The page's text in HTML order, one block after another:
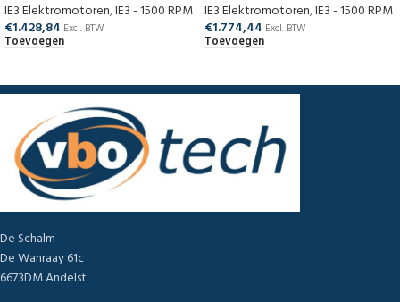
IE3 Elektromotoren,IE3 - 1500 RPM
€1.428,84 Excl. BTW
Toevoegen
IE3 Elektromotoren,IE3 - 1500 RPM
€1.774,44 Excl. BTW
Toevoegen
De Schalm
De Wanraay 61c
6673DM Andelst